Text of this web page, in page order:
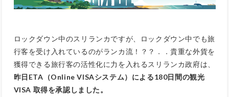
ロックダウン中のスリランカですが、ロックダウン中でも旅
行客を受け入れているのがランカ流！？？．．貴重な外貨を
獲得できる旅行客の活性化に力を入れるスリランカ政府は、
昨日ETA（Online VISAシステム）による180日間の観光
VISA 取得を承認しました。